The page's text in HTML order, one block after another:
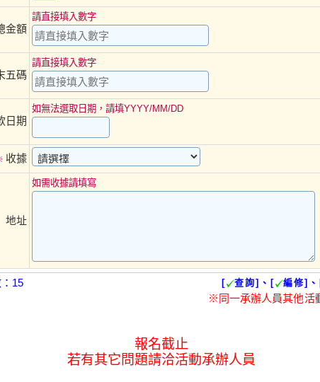
金額
請直接填入數字
五碼
請直接填入數字
日期
如無法選取日期，請填YYYY/MM/DD
收據
地址
如需收據請填寫
15 [ 查詢]、[ 編修]
※同一承辦人員其他活
報名截止
若有其它問題請洽活動承辦人員